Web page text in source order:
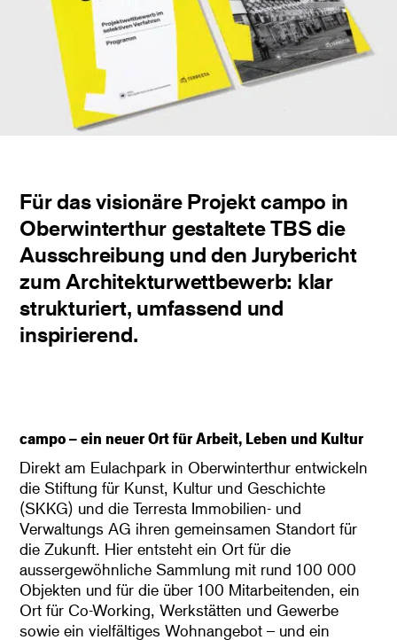
Für das visionäre Projekt campo in
Oberwinterthur gestaltete TBS die
Ausschreibung und den Jurybericht
zum Architekturwettbewerb: klar
strukturiert, umfassend und
inspirierend.
campo – ein neuer Ort für Arbeit, Leben und Kultur
Direkt am Eulachpark in Oberwinterthur entwickeln
die Stiftung für Kunst, Kultur und Geschichte
(SKKG) und die Terresta Immobilien- und
Verwaltungs AG ihren gemeinsamen Standort für
die Zukunft. Hier entsteht ein Ort für die
aussergewöhnliche Sammlung mit rund 100 000
Objekten und für die über 100 Mitarbeitenden, ein
Ort für Co-Working, Werkstätten und Gewerbe
sowie ein vielfältiges Wohnangebot – und ein